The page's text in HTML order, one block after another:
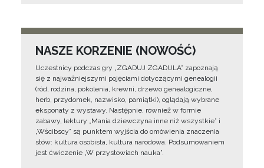
NASZE KORZENIE (NOWOŚĆ)
Uczestnicy podczas gry „ZGADUJ ZGADULA” zapoznają
się z najważniejszymi pojęciami dotyczącymi genealogii
(ród, rodzina, pokolenia, krewni, drzewo genealogiczne,
herb, przydomek, nazwisko, pamiątki), oglądają wybrane
eksponaty z wystawy. Następnie, również w formie
zabawy, lektury „Mania dziewczyna inne niż wszystkie” i
„Wścibscy” są punktem wyjścia do omówienia znaczenia
słów: kultura osobista, kultura narodowa. Podsumowaniem
jest ćwiczenie „W przysłowiach nauka”.